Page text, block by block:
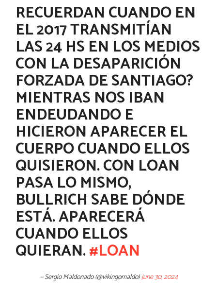
RECUERDAN CUANDO EN
EL 2017 TRANSMITÍAN
LAS 24 HS EN LOS MEDIOS
CON LA DESAPARICIÓN
FORZADA DE SANTIAGO?
MIENTRAS NOS IBAN
ENDEUDANDO E
HICIERON APARECER EL
CUERPO CUANDO ELLOS
QUISIERON. CON LOAN
PASA LO MISMO,
BULLRICH SABE DÓNDE
ESTÁ. APARECERÁ
CUANDO ELLOS
QUIERAN.#LOAN
— Sergio Maldonado (@vikingomaldo)June 30, 2024